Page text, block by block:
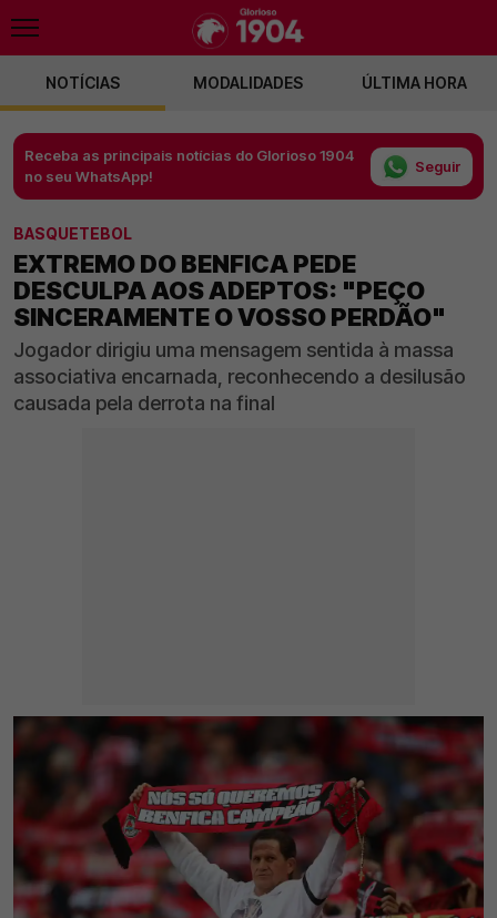
NOTÍCIAS MODALIDADES ÚLTIMA HORA
Receba as principais notícias do Glorioso 1904
no seu WhatsApp!
Seguir
BASQUETEBOL
EXTREMO DO BENFICA PEDE
DESCULPA AOS ADEPTOS: "PEÇO
SINCERAMENTE O VOSSO PERDÃO"
Jogador dirigiu uma mensagem sentida à massa
associativa encarnada, reconhecendo a desilusão
causada pela derrota na final